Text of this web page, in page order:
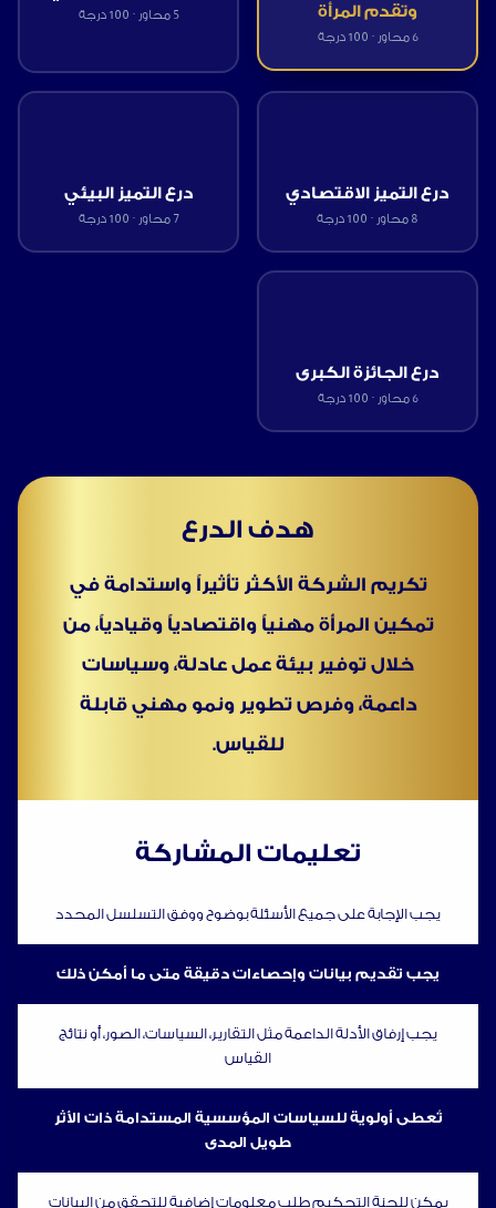
وتقدم المرأة
6 محاور · 100 درجة
5 محاور · 100 درجة
درع التميز الاقتصادي
8 محاور · 100 درجة
درع التميز البيئي
7 محاور · 100 درجة
درع الجائزة الكبرى
6 محاور · 100 درجة
هدف الدرع
تكريم الشركة الأكثر تأثيراً واستدامة في
تمكين المرأة مهنياً واقتصادياً وقيادياً، من
خلال توفير بيئة عمل عادلة، وسياسات
داعمة، وفرص تطوير ونمو مهني قابلة
للقياس.
تعليمات المشاركة
يجب الإجابة على جميع الأسئلة بوضوح ووفق التسلسل المحدد
يجب تقديم بيانات وإحصاءات دقيقة متى ما أمكن ذلك
يجب إرفاق الأدلة الداعمة مثل التقارير، السياسات، الصور، أو نتائج
القياس
تُعطى أولوية للسياسات المؤسسية المستدامة ذات الأثر
طويل المدى
يمكن للجنة التحكيم طلب معلومات إضافية للتحقق من البيانات